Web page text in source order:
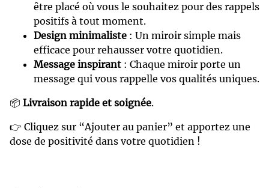
être placé où vous le souhaitez pour des rappels
positifs à tout moment.
Design minimaliste : Un miroir simple mais
efficace pour rehausser votre quotidien.
Message inspirant : Chaque miroir porte un
message qui vous rappelle vos qualités uniques.
📦 Livraison rapide et soignée.
👉 Cliquez sur “Ajouter au panier” et apportez une
dose de positivité dans votre quotidien !